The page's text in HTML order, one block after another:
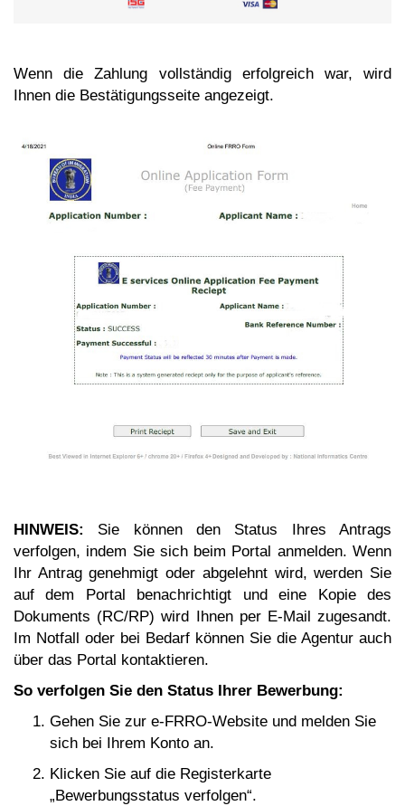
Wenn die Zahlung vollständig erfolgreich war, wird
Ihnen die Bestätigungsseite angezeigt.
HINWEIS: Sie können den Status Ihres Antrags
verfolgen, indem Sie sich beim Portal anmelden. Wenn
Ihr Antrag genehmigt oder abgelehnt wird, werden Sie
auf dem Portal benachrichtigt und eine Kopie des
Dokuments (RC/RP) wird Ihnen per E-Mail zugesandt.
Im Notfall oder bei Bedarf können Sie die Agentur auch
über das Portal kontaktieren.
So verfolgen Sie den Status Ihrer Bewerbung:
Gehen Sie zur e-FRRO-Website und melden Sie
sich bei Ihrem Konto an.
Klicken Sie auf die Registerkarte
„Bewerbungsstatus verfolgen“.